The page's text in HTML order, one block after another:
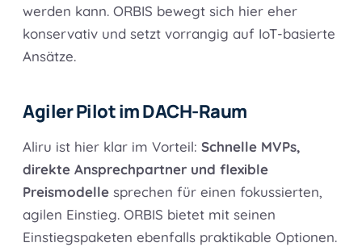
werden kann. ORBIS bewegt sich hier eher
konservativ und setzt vorrangig auf IoT-basierte
Ansätze.
Agiler Pilot im DACH-Raum
Aliru ist hier klar im Vorteil: Schnelle MVPs,
direkte Ansprechpartner und flexible
Preismodelle sprechen für einen fokussierten,
agilen Einstieg. ORBIS bietet mit seinen
Einstiegspaketen ebenfalls praktikable Optionen.